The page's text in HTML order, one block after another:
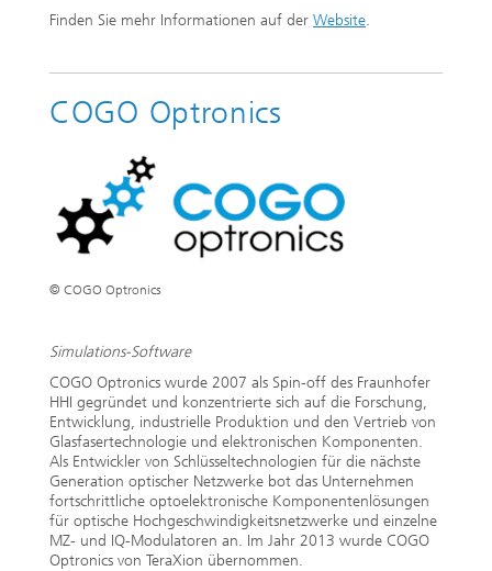
Finden Sie mehr Informationen auf der Website.
COGO Optronics
© COGO Optronics
Simulations-Software
COGO Optronics wurde 2007 als Spin-off des Fraunhofer
HHI gegründet und konzentrierte sich auf die Forschung,
Entwicklung, industrielle Produktion und den Vertrieb von
Glasfasertechnologie und elektronischen Komponenten.
Als Entwickler von Schlüsseltechnologien für die nächste
Generation optischer Netzwerke bot das Unternehmen
fortschrittliche optoelektronische Komponentenlösungen
für optische Hochgeschwindigkeitsnetzwerke und einzelne
MZ- und IQ-Modulatoren an. Im Jahr 2013 wurde COGO
Optronics von TeraXion übernommen.